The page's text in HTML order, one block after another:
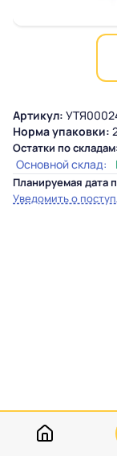
Артикул:
Норма упаковки:
Остатки по складам:
Основной склад:
Планируемая дата
Уведомить о